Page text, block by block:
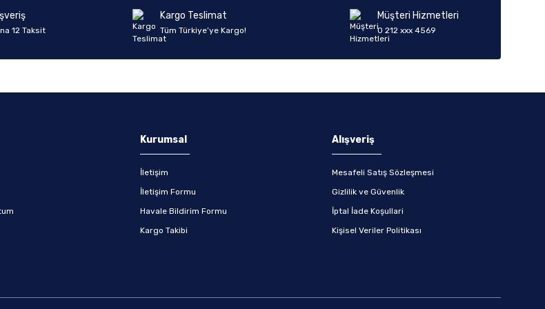
12 Taksit
Kargo Teslimat
Tüm Türkiye’ye Kargo!
Müşteri Hizmetleri
0 212 xxx 4569
Kurumsal
İletişim
İletişim Formu
Havale Bildirim Formu
Kargo Takibi
Alışveriş
Mesafeli Satış Sözleşmesi
Gizlilik ve Güvenlik
İptal İade Koşullari
Kişisel Veriler Politikası